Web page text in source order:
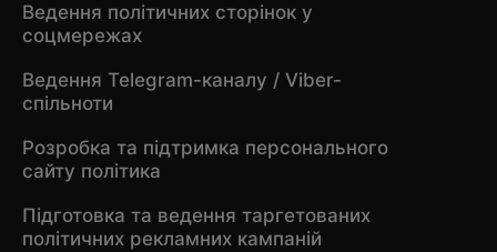
Ведення політичних сторінок у
соцмережах
Ведення Telegram-каналу / Viber-
спільноти
Розробка та підтримка персонального
сайту політика
Підготовка та ведення таргетованих
політичних рекламних кампаній